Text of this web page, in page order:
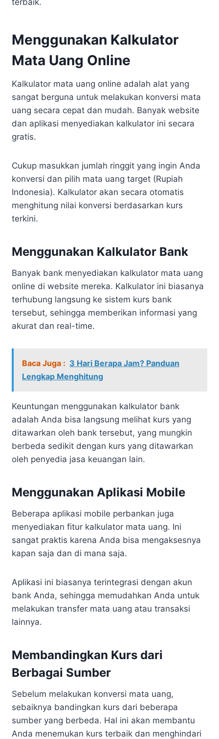
Menggunakan Kalkulator
Mata Uang Online
Kalkulator mata uang online adalah alat yang
sangat berguna untuk melakukan konversi mata
uang secara cepat dan mudah. Banyak website
dan aplikasi menyediakan kalkulator ini secara
gratis.
Cukup masukkan jumlah ringgit yang ingin Anda
konversi dan pilih mata uang target (Rupiah
Indonesia). Kalkulator akan secara otomatis
menghitung nilai konversi berdasarkan kurs
terkini.
Menggunakan Kalkulator Bank
Banyak bank menyediakan kalkulator mata uang
online di website mereka. Kalkulator ini biasanya
terhubung langsung ke sistem kurs bank
tersebut, sehingga memberikan informasi yang
akurat dan real-time.
Baca Juga : 3 Hari Berapa Jam? Panduan
Lengkap Menghitung
Keuntungan menggunakan kalkulator bank
adalah Anda bisa langsung melihat kurs yang
ditawarkan oleh bank tersebut, yang mungkin
berbeda sedikit dengan kurs yang ditawarkan
oleh penyedia jasa keuangan lain.
Menggunakan Aplikasi Mobile
Beberapa aplikasi mobile perbankan juga
menyediakan fitur kalkulator mata uang. Ini
sangat praktis karena Anda bisa mengaksesnya
kapan saja dan di mana saja.
Aplikasi ini biasanya terintegrasi dengan akun
bank Anda, sehingga memudahkan Anda untuk
melakukan transfer mata uang atau transaksi
lainnya.
Membandingkan Kurs dari
Berbagai Sumber
Sebelum melakukan konversi mata uang,
sebaiknya bandingkan kurs dari beberapa
sumber yang berbeda. Hal ini akan membantu
Anda menemukan kurs terbaik dan menghindari